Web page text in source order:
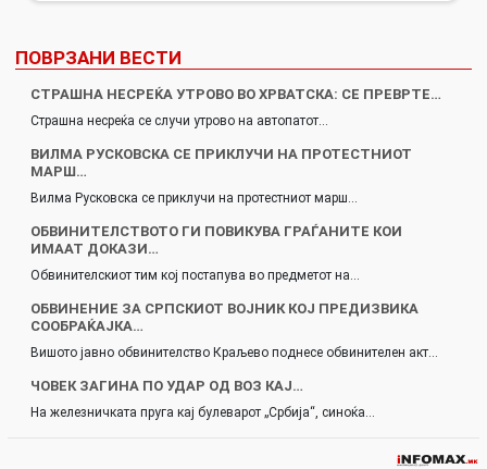
ПОВРЗАНИ ВЕСТИ
СТРАШНА НЕСРЕЌА УТРОВО ВО ХРВАТСКА: СЕ ПРЕВРТЕ…
Страшна несреќа се случи утрово на автопатот…
ВИЛМА РУСКОВСКА СЕ ПРИКЛУЧИ НА ПРОТЕСТНИОТ
МАРШ…
Вилма Русковска се приклучи на протестниот марш…
ОБВИНИТЕЛСТВОТО ГИ ПОВИКУВА ГРАЃАНИТЕ КОИ
ИМААТ ДОКАЗИ…
Обвинителскиот тим кој постапува во предметот на…
ОБВИНЕНИЕ ЗА СРПСКИОТ ВОЈНИК КОЈ ПРЕДИЗВИКА
СООБРАЌАЈКА…
Вишото јавно обвинителство Краљево поднесе обвинителен акт…
ЧОВЕК ЗАГИНА ПО УДАР ОД ВОЗ КАЈ…
На железничката пруга кај булеварот „Србија“, синоќа…